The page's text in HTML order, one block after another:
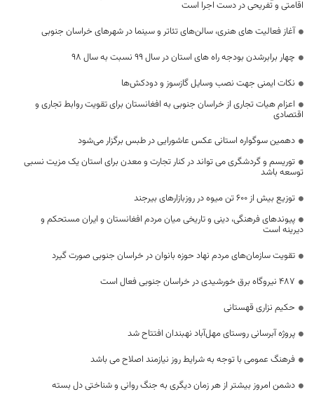
اقامتی و تفریحی در دست اجرا است
آغاز فعالیت های هنری، سالن‌های تئاتر و سینما در شهر‌های خراسان جنوبی
چهار برابرشدن بودجه راه های استان در سال 99 نسبت به سال 98
نکات ایمنی جهت نصب وسایل گازسوز و دودکش‌ها
اعزام هیات تجاری از خراسان جنوبی به افغانستان برای تقویت روابط تجاری و
اقتصادی
دهمین سوگواره استانی عکس عاشورایی در طبس برگزار می‌شود
توریسم و گردشگری می تواند در کنار تجارت و معدن برای استان یک مزیت نسبی
توسعه باشد
توزیع بیش از 600 تن میوه در روزبازارهای بیرجند
پیوندهای فرهنگی، دینی و تاریخی میان مردم افغانستان و ایران مستحکم و
دیرینه است
تقویت سازمان‌های مردم نهاد حوزه بانوان در خراسان جنوبی صورت گیرد
۴۸۷ نیروگاه برق خورشیدی در خراسان جنوبی فعال است
حکیم نزاری قهستانی
پروژه آبرسانی روستای مهل‌آباد نهبندان افتتاح شد
فرهنگ عمومی با توجه به شرایط روز نیازمند اصلاح می باشد
دشمن امروز بیشتر از هر زمان دیگری به جنگ روانی و شناختی دل بسته